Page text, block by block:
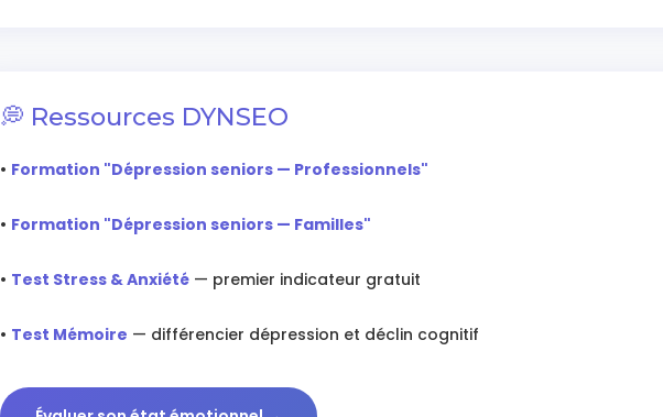
💭 Ressources DYNSEO
• Formation "Dépression seniors — Professionnels"
• Formation "Dépression seniors — Familles"
• Test Stress & Anxiété — premier indicateur gratuit
• Test Mémoire — différencier dépression et déclin cognitif